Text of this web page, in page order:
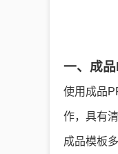
一、成
使用成品
作，具有
成品模板